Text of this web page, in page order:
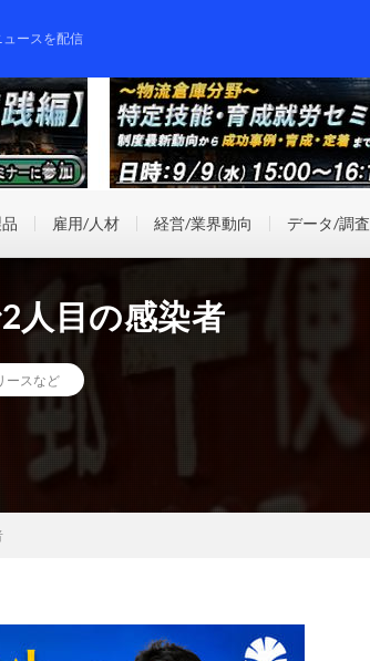
ースを配信
雇用/人材 経営/業界動向 データ/調査
人目の感染者
ースなど